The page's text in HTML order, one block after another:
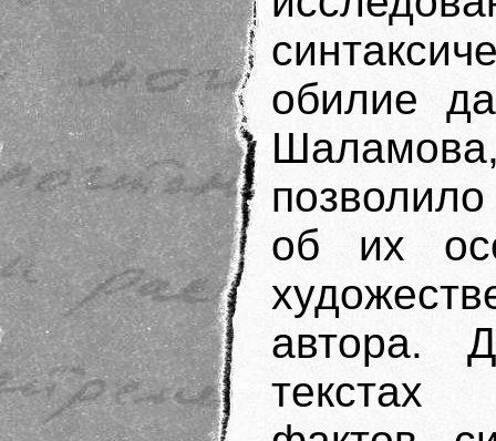
обилие
об их
автора.
текстах